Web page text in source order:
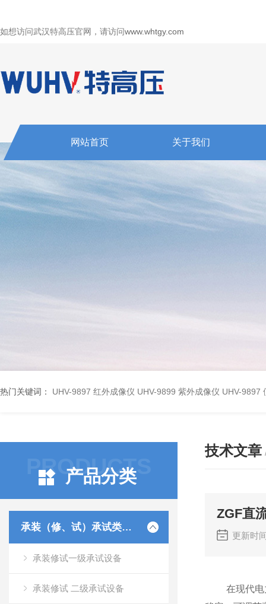
如想访问武汉特高压官网，请访问www.whtgy.com
网站首页 关于我们
热门关键词： UHV-9897 红外成像仪 UHV-9899 紫外成像仪 UHV-9897
PRODUCTS
产品分类
承装（修、试）承试类仪器
承装修试一级承试设备
承装修试 二级承试设备
技术文章
ZGF直
更新时
在现代电力